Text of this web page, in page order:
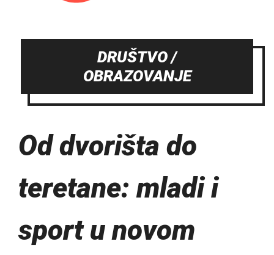
DRUŠTVO /
OBRAZOVANJE
Od dvorišta do
teretane: mladi i
sport u novom